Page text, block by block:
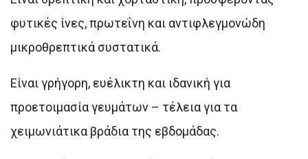
φυτικές ίνες, πρωτεΐνη και αντιφλεγμονώδη
μικροθρεπτικά συστατικά.
Είναι γρήγορη, ευέλικτη και ιδανική για
προετοιμασία γευμάτων – τέλεια για τα
χειμωνιάτικα βράδια της εβδομάδας.